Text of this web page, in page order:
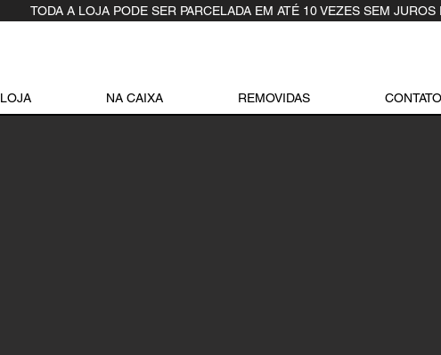
TODA A LOJA PODE SER PARCELADA EM ATÉ 10 VEZES SEM JUROS
LOJA NA CAIXA REMOVIDAS CONTATO